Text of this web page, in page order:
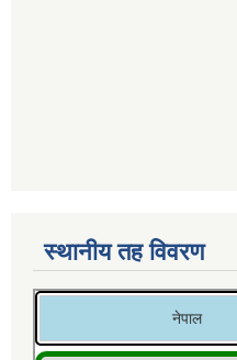
स्थानीय तह विवरण